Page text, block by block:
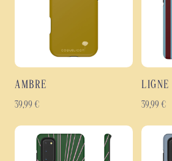
AMBRE
39,99 €
LIGNE
39,99 €